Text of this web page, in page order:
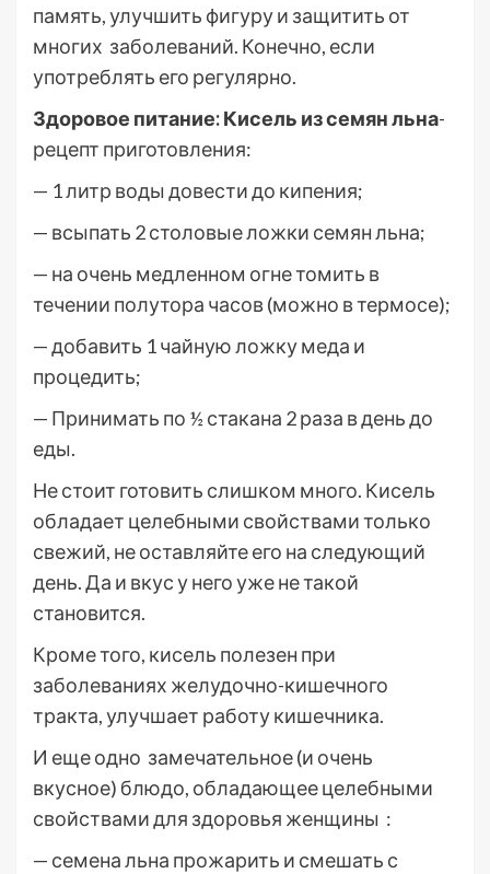
память, улучшить фигуру и защитить от
многих заболеваний. Конечно, если
употреблять его регулярно.
Здоровое питание: Кисель из семян льна-
рецепт приготовления:
— 1 литр воды довести до кипения;
— всыпать 2 столовые ложки семян льна;
— на очень медленном огне томить в
течении полутора часов (можно в термосе);
— добавить 1 чайную ложку меда и
процедить;
— Принимать по ½ стакана 2 раза в день до
еды.
Не стоит готовить слишком много. Кисель
обладает целебными свойствами только
свежий, не оставляйте его на следующий
день. Да и вкус у него уже не такой
становится.
Кроме того, кисель полезен при
заболеваниях желудочно-кишечного
тракта, улучшает работу кишечника.
И еще одно замечательное (и очень
вкусное) блюдо, обладающее целебными
свойствами для здоровья женщины :
— семена льна прожарить и смешать с